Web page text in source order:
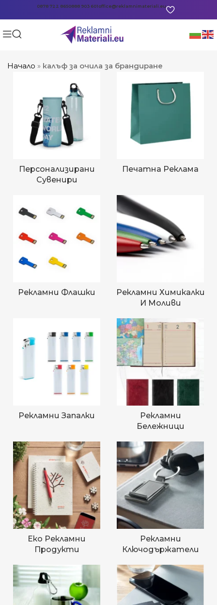
0878 722 8650888 903 601office@reklamnimateriali.eu
Начало » калъф за очила за брандиране
Персонализирани
Сувенири
Печатна Реклама
Рекламни Флашки
Рекламни Химикалки
И Моливи
Рекламни Запалки
Рекламни
Бележници
Еко Рекламни
Продукти
Рекламни
Ключодържатели